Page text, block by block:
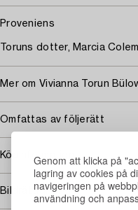
Genom att klicka på
lagring av cookies på
navigeringen på
användning och
Proveniens
Toruns dotter, Marcia
Mer om Vivianna Torun
Omfattas av följerätt
Köpinformation
Bildrättigheter